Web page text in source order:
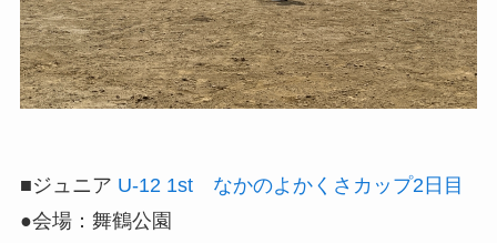
■ジュニア U-12 1st なかのよかくさカップ2日目
●会場：舞鶴公園